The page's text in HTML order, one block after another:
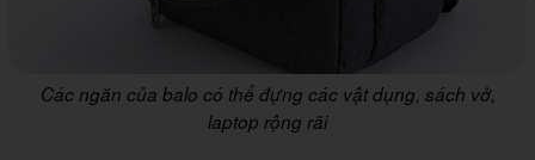
Các ngăn của balo có thể đựng các vật dụng, sách vở,
laptop rộng rãi